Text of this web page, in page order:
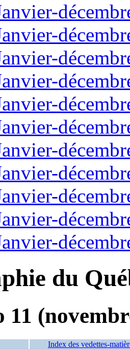
du
11
Index des vedettes-